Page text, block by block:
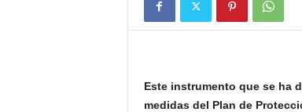
Este instrumento que se ha
medidas del Plan de